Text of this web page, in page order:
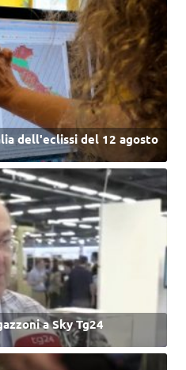
dell'eclissi del 12 agosto
a Sky Tg24